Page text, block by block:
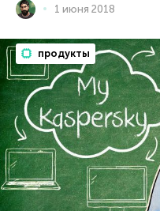
1 июня 2018
продукты